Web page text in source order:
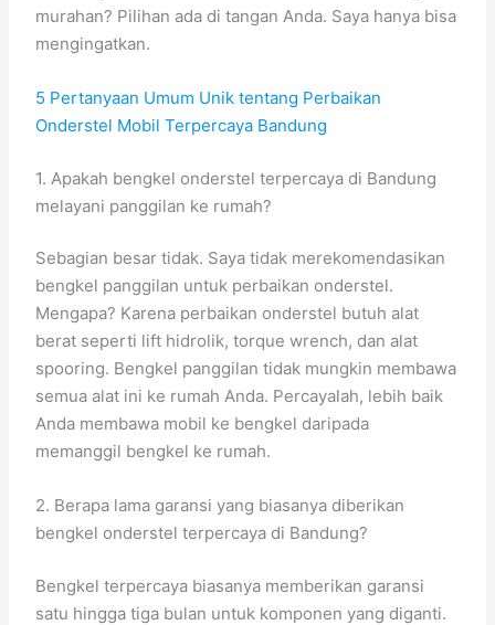
murahan? Pilihan ada di tangan Anda. Saya hanya bisa
mengingatkan.
5 Pertanyaan Umum Unik tentang Perbaikan
Onderstel Mobil Terpercaya Bandung
1. Apakah bengkel onderstel terpercaya di Bandung
melayani panggilan ke rumah?
Sebagian besar tidak. Saya tidak merekomendasikan
bengkel panggilan untuk perbaikan onderstel.
Mengapa? Karena perbaikan onderstel butuh alat
berat seperti lift hidrolik, torque wrench, dan alat
spooring. Bengkel panggilan tidak mungkin membawa
semua alat ini ke rumah Anda. Percayalah, lebih baik
Anda membawa mobil ke bengkel daripada
memanggil bengkel ke rumah.
2. Berapa lama garansi yang biasanya diberikan
bengkel onderstel terpercaya di Bandung?
Bengkel terpercaya biasanya memberikan garansi
satu hingga tiga bulan untuk komponen yang diganti.